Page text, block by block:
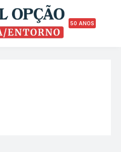
50 ANOS